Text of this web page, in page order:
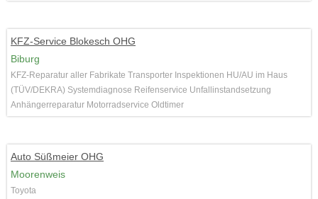
KFZ-Service Blokesch OHG
Biburg
KFZ-Reparatur aller Fabrikate Transporter Inspektionen HU/AU im Haus
(TÜV/DEKRA) Systemdiagnose Reifenservice Unfallinstandsetzung
Anhängerreparatur Motorradservice Oldtimer
Auto Süßmeier OHG
Moorenweis
Toyota